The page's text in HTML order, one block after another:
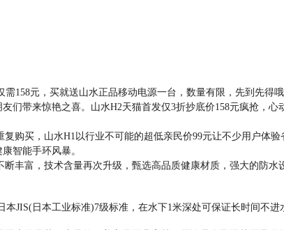
158元，买就送山水正品移动电源一台，数量有限，先到先得
们带来惊艳之喜。山水H2天猫首发仅3折抄底价158元疯抢，
买，山水H1以行业不可能的超低亲民价99元让不少用户体
智能手环风暴。
富，技术含量再次升级，甄选高品质健康材质，强大的防水
日本工业标准)7级标准，在水下1米深处可保证长时间不进